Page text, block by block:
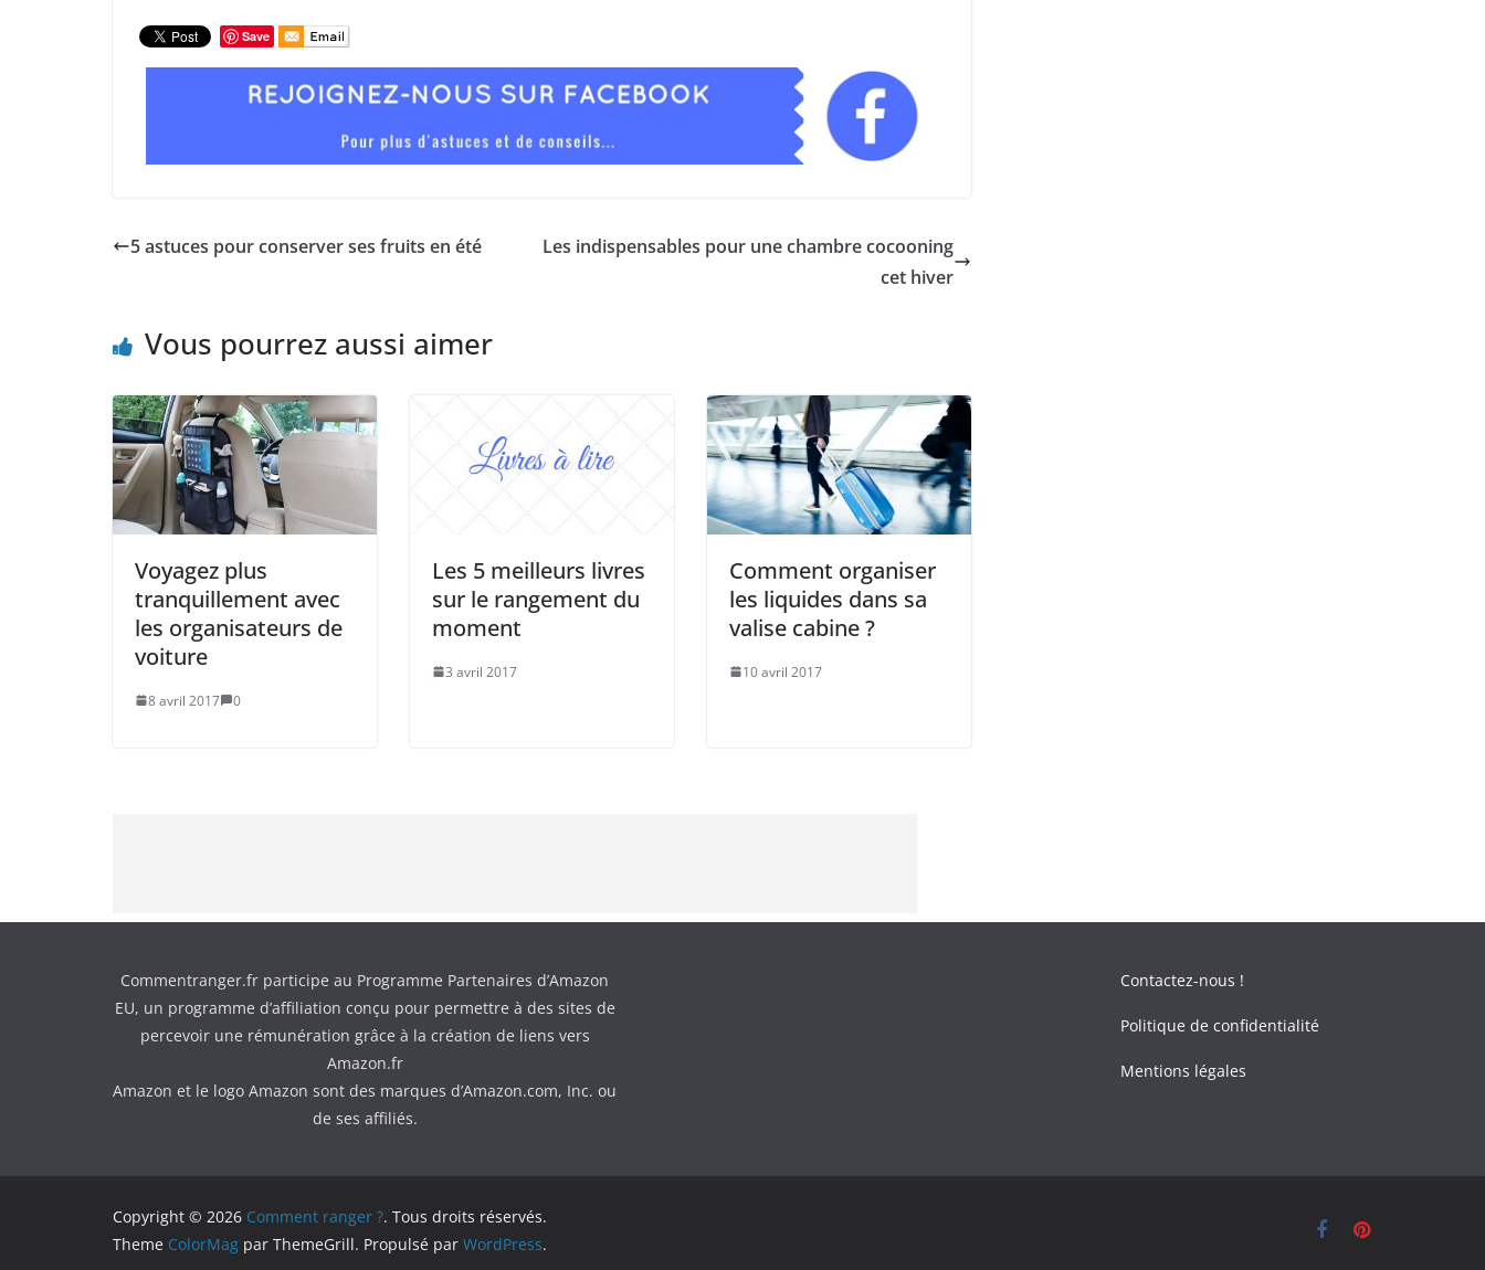
Save
5 astuces pour conserver ses fruits en été
Les indispensables pour une chambre cocooning
cet hiver
Vous pourrez aussi aimer
Voyagez plus
tranquillement avec
les organisateurs de
voiture
8 avril 2017 0
Les 5 meilleurs livres
sur le rangement du
moment
3 avril 2017
Comment organiser
les liquides dans sa
valise cabine ?
10 avril 2017
Commentranger.fr participe au Programme Partenaires d’Amazon
EU, un programme d’affiliation conçu pour permettre à des sites de
percevoir une rémunération grâce à la création de liens vers
Amazon.fr
Amazon et le logo Amazon sont des marques d’Amazon.com, Inc. ou
de ses affiliés.
Contactez-nous !
Politique de confidentialité
Mentions légales
Copyright © 2026 Comment ranger ?. Tous droits réservés.
Theme ColorMag par ThemeGrill. Propulsé par WordPress.